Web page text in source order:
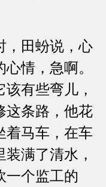
田蚡说，心
情，急啊。
有些弯儿，
这条路，他花
着马车，在车
满了清水，
一个监工的